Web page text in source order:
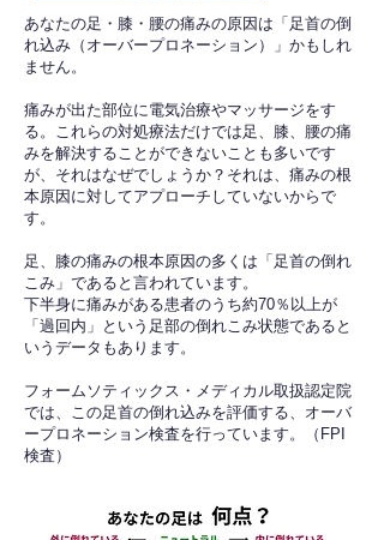
あなたの足・膝・腰の痛みの原因は「足首の倒
れ込み（オーバープロネーション）」かもしれ
ません。
痛みが出た部位に電気治療やマッサージをす
る。これらの対処療法だけでは足、膝、腰の痛
みを解決することができないことも多いです
が、それはなぜでしょうか？それは、痛みの根
本原因に対してアプローチしていないからで
す。
足、膝の痛みの根本原因の多くは「足首の倒れ
こみ」であると言われています。
下半身に痛みがある患者のうち約70％以上が
「過回内」という足部の倒れこみ状態であると
いうデータもあります。
フォームソティックス・メディカル取扱認定院
では、この足首の倒れ込みを評価する、オーバ
ープロネーション検査を行っています。（FPI
検査）​